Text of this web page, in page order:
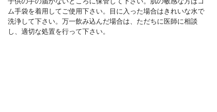
ム手袋を着用してご使用下さい。目に入った場合はきれいな水で
洗浄して下さい。万一飲み込んだ場合は、ただちに医師に相談
し、適切な処置を行って下さい。